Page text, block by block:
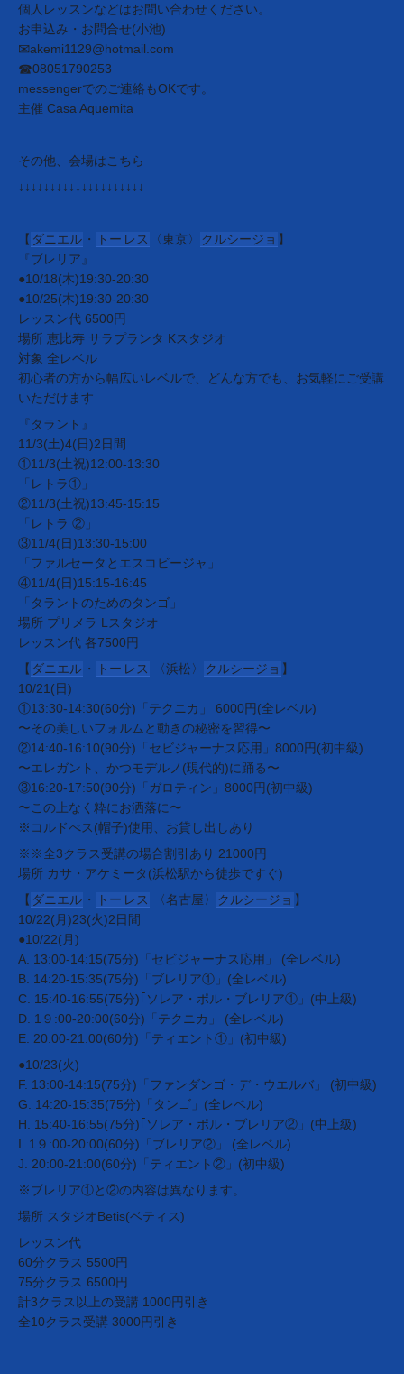
個人レッスンなどはお問い合わせください。
お申込み・お問合せ(小池)
✉︎akemi1129@hotmail.com
☎︎08051790253
messengerでのご連絡もOKです。
主催 Casa Aquemita
その他、会場はこちら
↓↓↓↓↓↓↓↓↓↓↓↓↓↓↓↓↓↓↓↓
【 ダニエル ・ トー レス 〈東京〉 クルシージョ 】
『ブレリア』
●10/18(木)19:30-20:30
●10/25(木)19:30-20:30
レッスン代 6500円
場所 恵比寿 サラプランタ Kスタジオ
対象 全レベル
初心者の方から幅広いレベルで、どんな方でも、お気軽にご受講
いただけます
『タラント』
11/3(土)4(日)2日間
①11/3(土祝)12:00-13:30
「レトラ①」
②11/3(土祝)13:45-15:15
「レトラ ②」
③11/4(日)13:30-15:00
「ファルセータとエスコビージャ」
④11/4(日)15:15-16:45
「タラントのためのタンゴ」
場所 プリメラ Lスタジオ
レッスン代 各7500円
【 ダニエル ・ トー レス 〈浜松〉 クルシージョ 】
10/21(日)
①13:30-14:30(60分)「テクニカ」 6000円(全レベル)
〜その美しいフォルムと動きの秘密を習得〜
②14:40-16:10(90分)「セビジャーナス応用」8000円(初中級)
〜エレガント、かつモデルノ(現代的)に踊る〜
③16:20-17:50(90分)「ガロティン」8000円(初中級)
〜この上なく粋にお洒落に〜
※コルドべス(帽子)使用、お貸し出しあり
※※全3クラス受講の場合割引あり 21000円
場所 カサ・アケミータ(浜松駅から徒歩ですぐ)
【 ダニエル ・ トー レス 〈名古屋〉 クルシージョ 】
10/22(月)23(火)2日間
●10/22(月)
A. 13:00-14:15(75分)「セビジャーナス応用」 (全レベル)
B. 14:20-15:35(75分)「ブレリア①」(全レベル)
C. 15:40-16:55(75分)｢ソレア・ポル・ブレリア①」(中上級)
D. 1９:00-20:00(60分)「テクニカ」 (全レベル)
E. 20:00-21:00(60分)「ティエント①」(初中級)
●10/23(火)
F. 13:00-14:15(75分)「ファンダンゴ・デ・ウエルバ」 (初中級)
G. 14:20-15:35(75分)「タンゴ」(全レベル)
H. 15:40-16:55(75分)｢ソレア・ポル・ブレリア②」(中上級)
I. 1９:00-20:00(60分)「ブレリア②」 (全レベル)
J. 20:00-21:00(60分)「ティエント②」(初中級)
※ブレリア①と②の内容は異なります。
場所 スタジオBetis(ベティス)
レッスン代
60分クラス 5500円
75分クラス 6500円
計3クラス以上の受講 1000円引き
全10クラス受講 3000円引き